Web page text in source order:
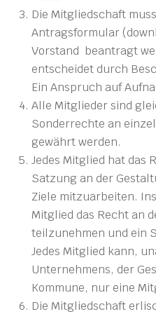
Die Mitgliedschaft
Antragsformular
Vorstand beantragt
entscheidet durch
Ein Anspruch auf
Alle Mitglieder sind
Sonderrechte an
gewährt werden.
Jedes Mitglied hat das
Satzung an der
Ziele mitzuarbeiten.
Mitglied das Recht an
teilzunehmen und ein
Jedes Mitglied kann,
Unternehmens, der
Kommune, nur eine
Die Mitgliedschaft